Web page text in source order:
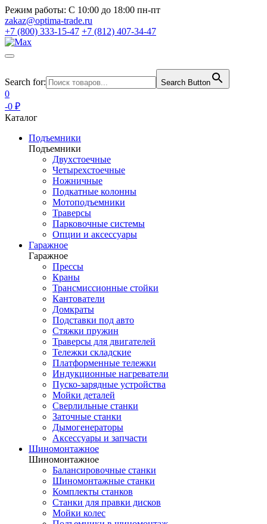
Режим работы: С 10:00 до 18:00 пн-пт
zakaz@optima-trade.ru
+7 (800) 333-15-47 +7 (812) 407-34-47
Search for: Search Button
0
-0 ₽
Каталог
Подъемники
Подъемники
Двухстоечные
Четырехстоечные
Ножничные
Подкатные колонны
Мотоподъемники
Траверсы
Парковочные системы
Опции и аксессуары
Гаражное
Гаражное
Прессы
Краны
Трансмиссионные стойки
Кантователи
Домкраты
Подставки под авто
Стяжки пружин
Траверсы для двигателей
Тележки складские
Платформенные тележки
Индукционные нагреватели
Пуско-зарядные устройства
Мойки деталей
Сверлильные станки
Заточные станки
Дымогенераторы
Аксессуары и запчасти
Шиномонтажное
Шиномонтажное
Балансировочные станки
Шиномонтажные станки
Комплекты станков
Станки для правки дисков
Мойки колес